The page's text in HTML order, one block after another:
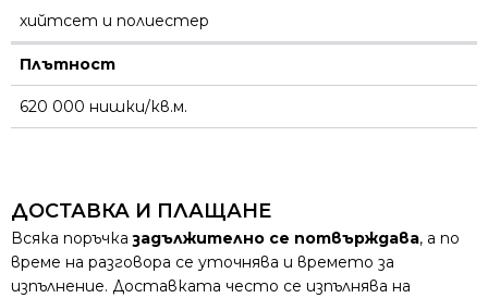
хийтсет и полиестeр
Плътност
620 000 нишки/кв.м.
ДОСТАВКА И ПЛАЩАНЕ
Всяка поръчказадължително се потвърждава, а по
време на разговора се уточнява и времето за
изпълнение. Доставката често се изпълнява на